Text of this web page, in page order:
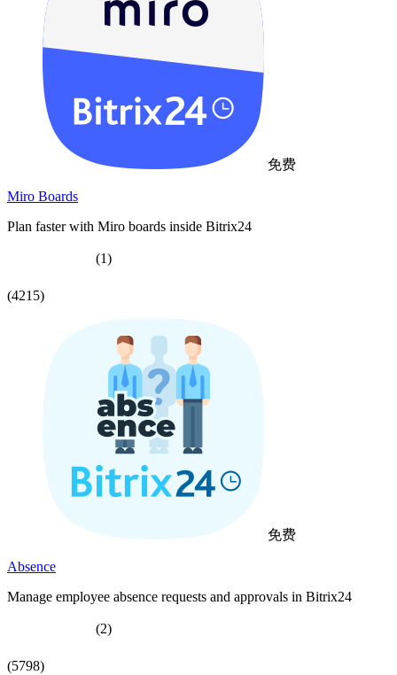
免费
Miro Boards
Plan faster with Miro boards inside Bitrix24
(1)
(4215)
免费
Absence
Manage employee absence requests and approvals in Bitrix24
(2)
(5798)